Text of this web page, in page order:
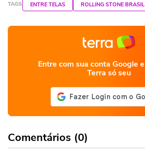
TAGS ENTRE TELAS ROLLING STONE BRASIL
Entre com sua conta Google
Terra só seu
Comentários (0)